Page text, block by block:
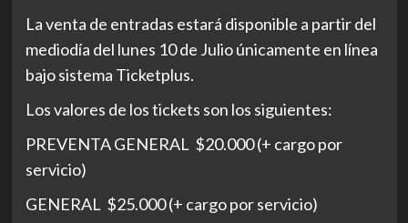
La venta de entradas estará disponible a partir del
mediodía del lunes 10 de Julio únicamente en línea
bajo sistema Ticketplus.
Los valores de los tickets son los siguientes:
PREVENTA GENERAL $20.000 (+ cargo por
servicio)
GENERAL $25.000 (+ cargo por servicio)